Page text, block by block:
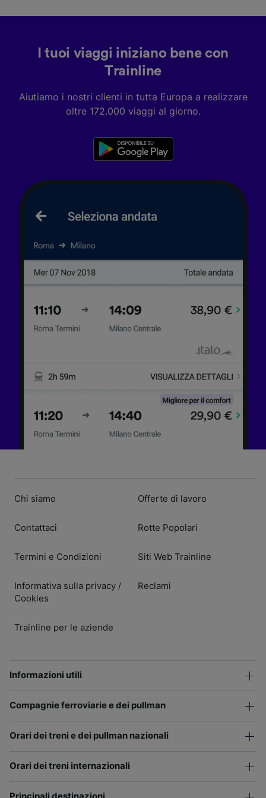
I tuoi viaggi iniziano bene con
Trainline
Aiutiamo i nostri clienti in tutta Europa a realizzare
oltre 172.000 viaggi al giorno.
Chi siamo
Contattaci
Termini e Condizioni
Informativa sulla privacy /
Cookies
Trainline per le aziende
Offerte di lavoro
Rotte Popolari
Siti Web Trainline
Reclami
Informazioni utili
Compagnie ferroviarie e dei pullman
Orari dei treni e dei pullman nazionali
Orari dei treni internazionali
Principali destinazioni